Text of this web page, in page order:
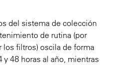
del sistema de colección
de rutina (por
los filtros) oscila de forma
y 48 horas al año, mientras